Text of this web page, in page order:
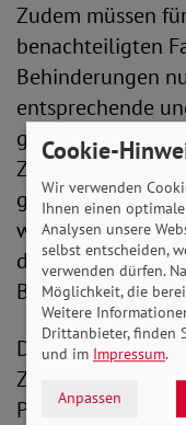
Zudem müssen
benachteiligten
Behinderungen
entsprechende
gefunden werden.
Zugang zu
geben. Gute
weiteren
diesen dürfen wir
Bauer.
Des Weiteren
Zeit nach dem
Pandemie sind
Cookie-
Wir verwenden
Ihnen einen
Analysen unsere
selbst entscheiden,
verwenden dürfen.
Möglichkeit, die
Weitere
Drittanbieter, finden
und im Impressum.
Anpassen